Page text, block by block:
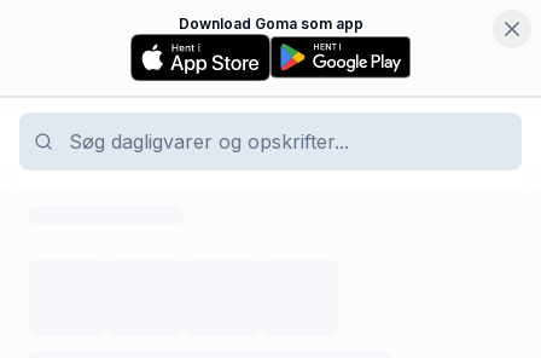
Download Goma som app